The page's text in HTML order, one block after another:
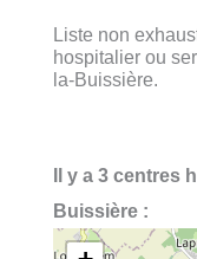
Liste non
hospitalier ou
la-Buissière.
Il y a 3 centres
Buissière :